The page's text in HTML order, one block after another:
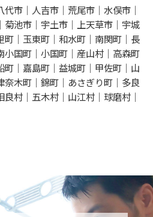
市｜人吉市｜荒尾市｜水俣市｜
菊池市｜宇土市｜上天草市｜宇城
町｜玉東町｜和水町｜南関町｜長
小国町｜小国町｜産山村｜高森町
町｜嘉島町｜益城町｜甲佐町｜山
木町｜錦町｜あさぎり町｜多良
村｜五木村｜山江村｜球磨村｜